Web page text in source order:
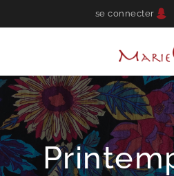
au
se connecter